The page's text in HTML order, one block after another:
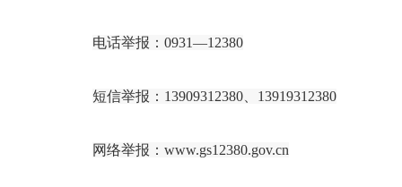
电话举报： 0931—12380
短信举报： 13909312380、13919312380
网络举报： www.gs12380.gov.cn